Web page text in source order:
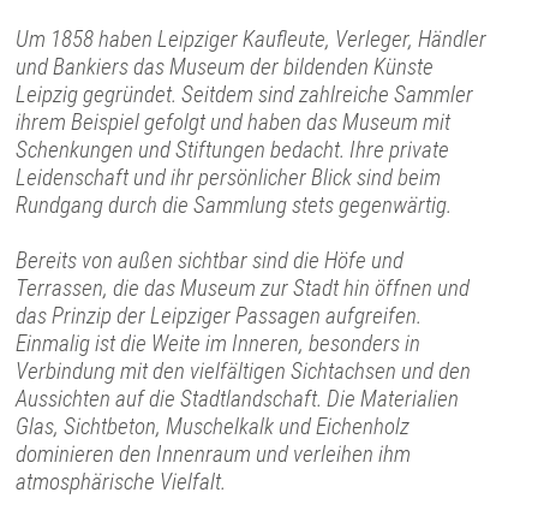
Um 1858 haben Leipziger Kaufleute, Verleger, Händler
und Bankiers das Museum der bildenden Künste
Leipzig gegründet. Seitdem sind zahlreiche Sammler
ihrem Beispiel gefolgt und haben das Museum mit
Schenkungen und Stiftungen bedacht. Ihre private
Leidenschaft und ihr persönlicher Blick sind beim
Rundgang durch die Sammlung stets gegenwärtig.
Bereits von außen sichtbar sind die Höfe und
Terrassen, die das Museum zur Stadt hin öffnen und
das Prinzip der Leipziger Passagen aufgreifen.
Einmalig ist die Weite im Inneren, besonders in
Verbindung mit den vielfältigen Sichtachsen und den
Aussichten auf die Stadtlandschaft. Die Materialien
Glas, Sichtbeton, Muschelkalk und Eichenholz
dominieren den Innenraum und verleihen ihm
atmosphärische Vielfalt.